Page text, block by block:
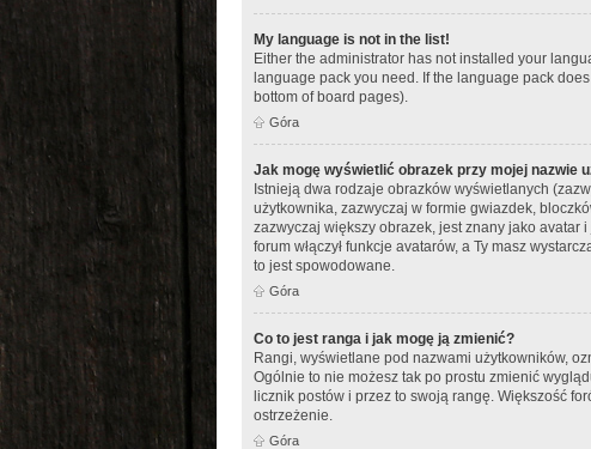
My language is not in the list!
Either the administrator has not installed your
language pack you need. If the language pack
bottom of board pages).
Góra
Jak mogę wyświetlić obrazek przy mojej nazwie
Istnieją dwa rodzaje obrazków wyświetlanych
użytkownika, zazwyczaj w formie gwiazdek,
zazwyczaj większy obrazek, jest znany jako
forum włączył funkcje avatarów, a Ty masz
to jest spowodowane.
Góra
Co to jest ranga i jak mogę ją zmienić?
Rangi, wyświetlane pod nazwami użytkowników,
Ogólnie to nie możesz tak po prostu zmienić
licznik postów i przez to swoją rangę. Większość
ostrzeżenie.
Góra